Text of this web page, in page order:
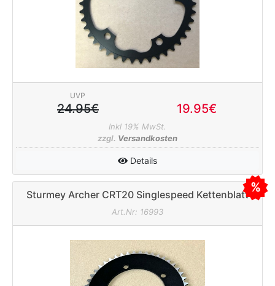
UVP
24.95€ 19.95€
Inkl 19% MwSt.
zzgl. Versandkosten
Details
Sturmey Archer CRT20 Singlespeed Kettenblatt
130mm 42Z 1/8" (breit) schwarz
Art.Nr: 16993